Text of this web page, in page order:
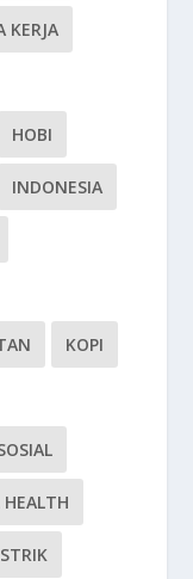
KERJA
HOBI
INDONESIA
KOPI